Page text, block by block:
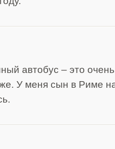
автобус – это
У меня сын в Риме